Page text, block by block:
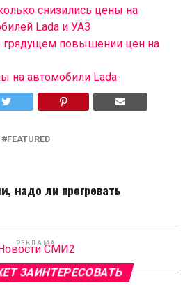
снизились цены на
Lada и УАЗ
грядущем повышении цен на
на автомобили Lada
FEATURED
надо ли прогревать
РЕКЛАМАСМИ2
ЗАИНТЕРЕСОВАТЬ